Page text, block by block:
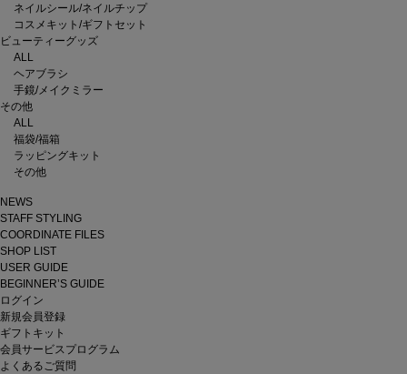
ネイルシール/ネイルチップ
コスメキット/ギフトセット
ビューティーグッズ
ALL
ヘアブラシ
手鏡/メイクミラー
その他
ALL
福袋/福箱
ラッピングキット
その他
NEWS
STAFF STYLING
COORDINATE FILES
SHOP LIST
USER GUIDE
BEGINNER’S GUIDE
ログイン
新規会員登録
ギフトキット
会員サービスプログラム
よくあるご質問